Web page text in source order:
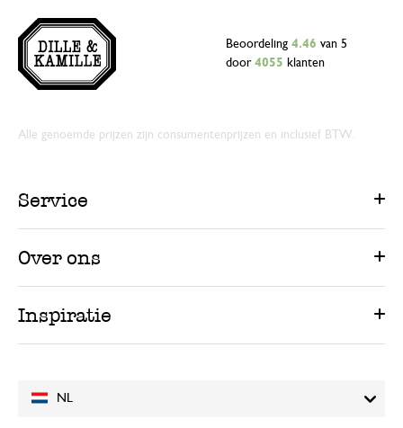
NL
Beoordeling 4.46 van 5
door 4055 klanten
Alle genoemde prijzen zijn consumentenprijzen en inclusief BTW.
Service
Over ons
Inspiratie